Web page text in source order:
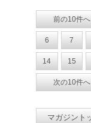
前の10件へ
6 7
14 15
次の10件へ
マガジント